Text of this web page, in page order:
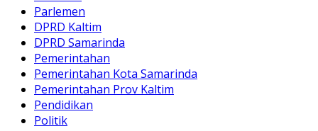
Parlemen
DPRD Kaltim
DPRD Samarinda
Pemerintahan
Pemerintahan Kota Samarinda
Pemerintahan Prov Kaltim
Pendidikan
Politik